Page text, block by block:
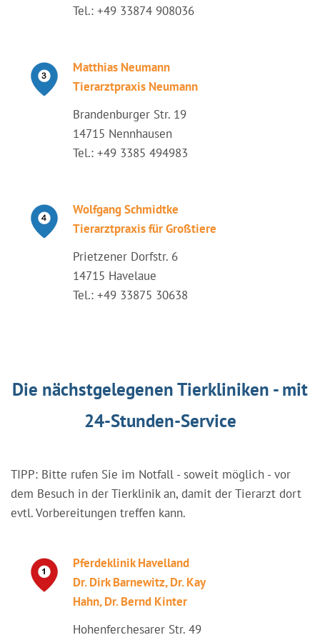
Tel.: +49 33874 908036
Matthias Neumann
Tierarztpraxis Neumann
Brandenburger Str. 19
14715 Nennhausen
Tel.: +49 3385 494983
Wolfgang Schmidtke
Tierarztpraxis für Großtiere
Prietzener Dorfstr. 6
14715 Havelaue
Tel.: +49 33875 30638
Die nächstgelegenen Tierkliniken - mit
24-Stunden-Service
TIPP: Bitte rufen Sie im Notfall - soweit möglich - vor
dem Besuch in der Tierklinik an, damit der Tierarzt dort
evtl. Vorbereitungen treffen kann.
Pferdeklinik Havelland
Dr. Dirk Barnewitz, Dr. Kay
Hahn, Dr. Bernd Kinter
Hohenferchesarer Str. 49